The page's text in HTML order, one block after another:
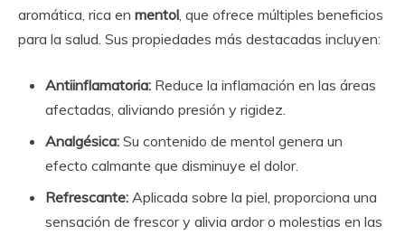
aromática, rica en mentol , que ofrece múltiples beneficios
para la salud. Sus propiedades más destacadas incluyen:
Antiinflamatoria: Reduce la inflamación en las áreas
afectadas, aliviando presión y rigidez.
Analgésica: Su contenido de mentol genera un
efecto calmante que disminuye el dolor.
Refrescante: Aplicada sobre la piel, proporciona una
sensación de frescor y alivia ardor o molestias en las